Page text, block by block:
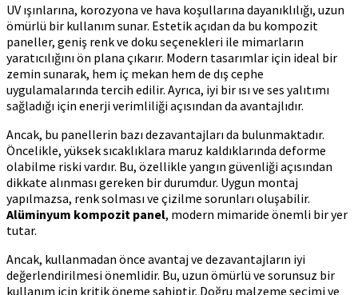
UV ışınlarına, korozyona ve hava koşullarına dayanıklılığı, uzun
ömürlü bir kullanım sunar. Estetik açıdan da bu kompozit
paneller, geniş renk ve doku seçenekleri ile mimarların
yaratıcılığını ön plana çıkarır. Modern tasarımlar için ideal bir
zemin sunarak, hem iç mekan hem de dış cephe
uygulamalarında tercih edilir. Ayrıca, iyi bir ısı ve ses yalıtımı
sağladığı için enerji verimliliği açısından da avantajlıdır.
Ancak, bu panellerin bazı dezavantajları da bulunmaktadır.
Öncelikle, yüksek sıcaklıklara maruz kaldıklarında deforme
olabilme riski vardır. Bu, özellikle yangın güvenliği açısından
dikkate alınması gereken bir durumdur. Uygun montaj
yapılmazsa, renk solması ve çizilme sorunları oluşabilir.
Alüminyum kompozit panel, modern mimaride önemli bir yer
tutar.
Ancak, kullanmadan önce avantaj ve dezavantajların iyi
değerlendirilmesi önemlidir. Bu, uzun ömürlü ve sorunsuz bir
kullanım için kritik öneme sahiptir. Doğru malzeme seçimi ve